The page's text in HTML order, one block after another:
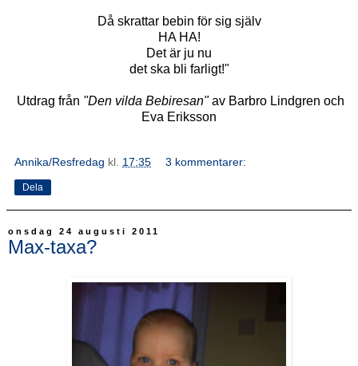
Då skrattar bebin för sig själv
HA HA!
Det är ju nu
det ska bli farligt!"
Utdrag från "Den vilda Bebiresan"av Barbro Lindgren och
Eva Eriksson
Annika/Resfredag kl. 17:35 3 kommentarer:
Dela
onsdag 24 augusti 2011
Max-taxa?